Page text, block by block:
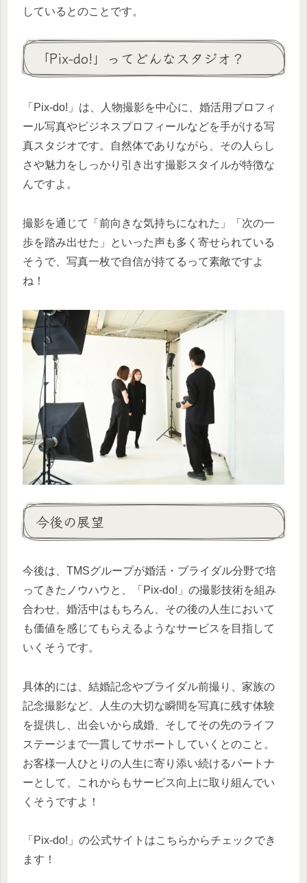
しているとのことです。
「Pix-do!」ってどんなスタジオ？
「Pix-do!」は、人物撮影を中心に、婚活用プロフィ
ール写真やビジネスプロフィールなどを手がける写
真スタジオです。自然体でありながら、その人らし
さや魅力をしっかり引き出す撮影スタイルが特徴な
んですよ。
撮影を通じて「前向きな気持ちになれた」「次の一
歩を踏み出せた」といった声も多く寄せられている
そうで、写真一枚で自信が持てるって素敵ですよ
ね！
今後の展望
今後は、TMSグループが婚活・ブライダル分野で培
ってきたノウハウと、「Pix-do!」の撮影技術を組み
合わせ、婚活中はもちろん、その後の人生において
も価値を感じてもらえるようなサービスを目指して
いくそうです。
具体的には、結婚記念やブライダル前撮り、家族の
記念撮影など、人生の大切な瞬間を写真に残す体験
を提供し、出会いから成婚、そしてその先のライフ
ステージまで一貫してサポートしていくとのこと。
お客様一人ひとりの人生に寄り添い続けるパートナ
ーとして、これからもサービス向上に取り組んでい
くそうですよ！
「Pix-do!」の公式サイトはこちらからチェックでき
ます！